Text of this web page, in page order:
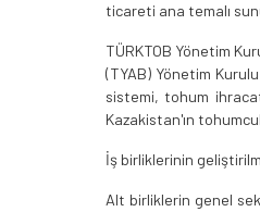
ticareti ana temalı
TÜRKTOB Yönetim
(TYAB) Yönetim
sistemi, tohum
Kazakistan'ın
İş birliklerinin
Alt birliklerin genel